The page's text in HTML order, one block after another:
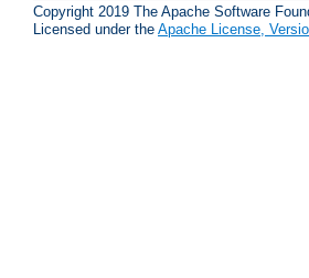
Copyright 2019 The Apache Software
Licensed under the Apache License,